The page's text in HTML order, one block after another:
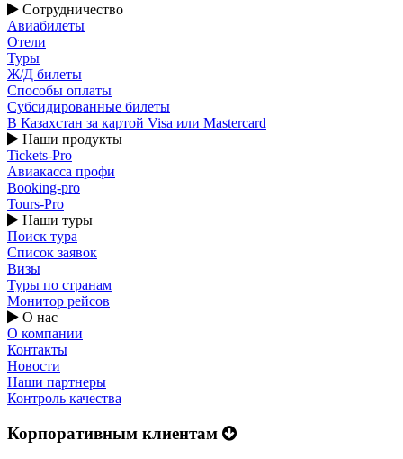
Сотрудничество
Авиабилеты
Отели
Туры
Ж/Д билеты
Способы оплаты
Субсидированные билеты
В Казахстан за картой Visa или Masterсard
Наши продукты
Tickets-Pro
Авиакасса профи
Booking-pro
Tours-Pro
Наши туры
Поиск тура
Список заявок
Визы
Туры по странам
Монитор рейсов
О нас
О компании
Контакты
Новости
Наши партнеры
Контроль качества
Корпоративным клиентам